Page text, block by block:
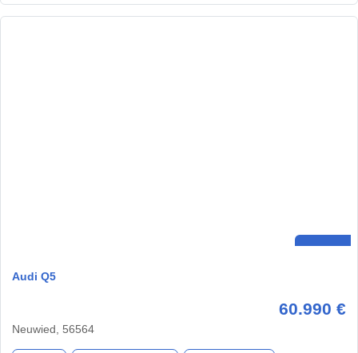
Audi Q5
60.990 €
Neuwied, 56564